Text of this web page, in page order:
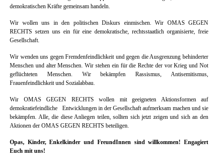
demokratischen Kräfte gemeinsam handeln.
Wir wollen uns in den politischen Diskurs einmischen. Wir OMAS GEGEN
RECHTS setzen uns ein für eine demokratische, rechtsstaatlich organisierte, freie
Gesellschaft.
Wir wenden uns gegen Fremdenfeindlichkeit und gegen die Ausgrenzung behinderter
Menschen und alter Menschen. Wir stehen ein für die Rechte der vor Krieg und Not
geflüchteten Menschen. Wir bekämpfen Rassismus, Antisemitismus,
Frauenfeindlichkeit und Sozialabbau.
Wir OMAS GEGEN RECHTS wollen mit geeigneten Aktionsformen auf
demokratiefeindliche Entwicklungen in der Gesellschaft aufmerksam machen und sie
bekämpfen. Alle, die diese Anliegen teilen, sollten sich jetzt zeigen und sich an den
Aktionen der OMAS GEGEN RECHTS beteiligen.
Opas, Kinder, Enkelkinder und FreundInnen sind willkommen! Engagiert
Euch mit uns!